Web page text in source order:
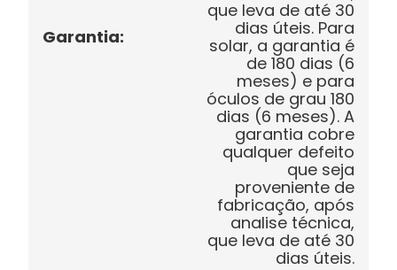
Garantia:
que leva de até 30
dias úteis. Para
solar, a garantia é
de 180 dias (6
meses) e para
óculos de grau 180
dias (6 meses). A
garantia cobre
qualquer defeito
que seja
proveniente de
fabricação, após
analise técnica,
que leva de até 30
dias úteis.